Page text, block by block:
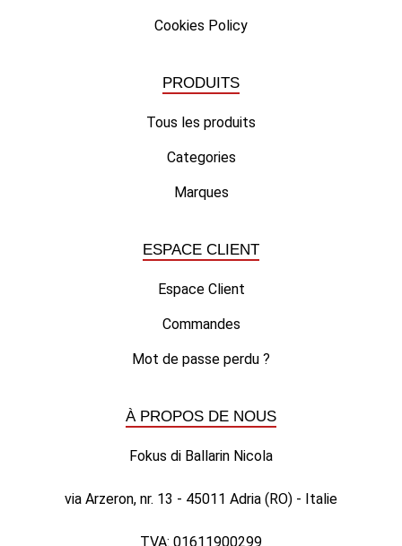
Cookies Policy
PRODUITS
Tous les produits
Categories
Marques
ESPACE CLIENT
Espace Client
Commandes
Mot de passe perdu ?
À PROPOS DE NOUS
Fokus di Ballarin Nicola
via Arzeron, nr. 13 - 45011 Adria (RO) - Italie
TVA: 01611900299